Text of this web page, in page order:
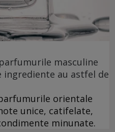
masculine
ingrediente au astfel de
orientale
unice, catifelate,
minunate.